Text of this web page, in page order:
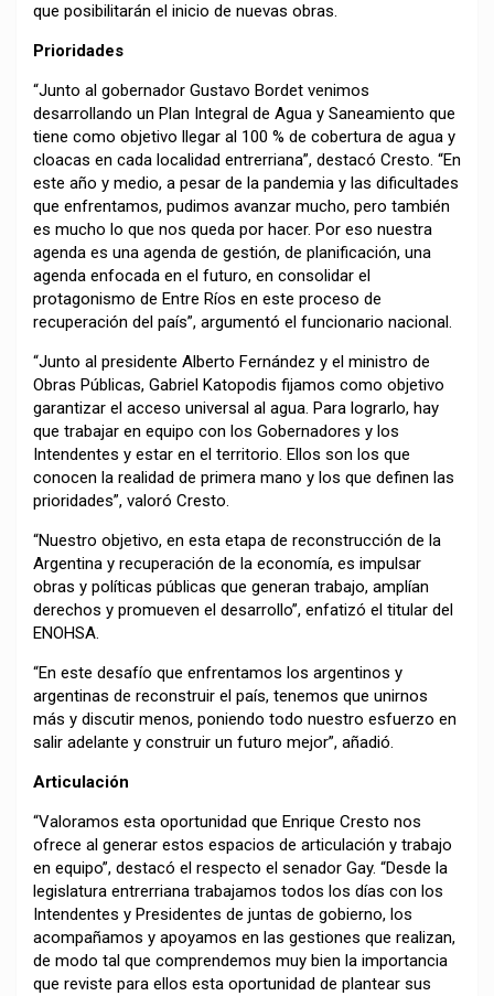
que posibilitarán el inicio de nuevas obras.
Prioridades
“Junto al gobernador Gustavo Bordet venimos
desarrollando un Plan Integral de Agua y Saneamiento que
tiene como objetivo llegar al 100 % de cobertura de agua y
cloacas en cada localidad entrerriana”, destacó Cresto. “En
este año y medio, a pesar de la pandemia y las dificultades
que enfrentamos, pudimos avanzar mucho, pero también
es mucho lo que nos queda por hacer. Por eso nuestra
agenda es una agenda de gestión, de planificación, una
agenda enfocada en el futuro, en consolidar el
protagonismo de Entre Ríos en este proceso de
recuperación del país”, argumentó el funcionario nacional.
“Junto al presidente Alberto Fernández y el ministro de
Obras Públicas, Gabriel Katopodis fijamos como objetivo
garantizar el acceso universal al agua. Para lograrlo, hay
que trabajar en equipo con los Gobernadores y los
Intendentes y estar en el territorio. Ellos son los que
conocen la realidad de primera mano y los que definen las
prioridades”, valoró Cresto.
“Nuestro objetivo, en esta etapa de reconstrucción de la
Argentina y recuperación de la economía, es impulsar
obras y políticas públicas que generan trabajo, amplían
derechos y promueven el desarrollo”, enfatizó el titular del
ENOHSA.
“En este desafío que enfrentamos los argentinos y
argentinas de reconstruir el país, tenemos que unirnos
más y discutir menos, poniendo todo nuestro esfuerzo en
salir adelante y construir un futuro mejor”, añadió.
Articulación
“Valoramos esta oportunidad que Enrique Cresto nos
ofrece al generar estos espacios de articulación y trabajo
en equipo”, destacó el respecto el senador Gay. “Desde la
legislatura entrerriana trabajamos todos los días con los
Intendentes y Presidentes de juntas de gobierno, los
acompañamos y apoyamos en las gestiones que realizan,
de modo tal que comprendemos muy bien la importancia
que reviste para ellos esta oportunidad de plantear sus